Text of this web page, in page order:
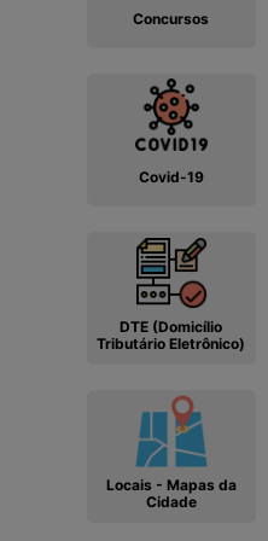
Concursos
Covid-19
DTE (Domicílio
Tributário Eletrônico)
Locais - Mapas da
Cidade